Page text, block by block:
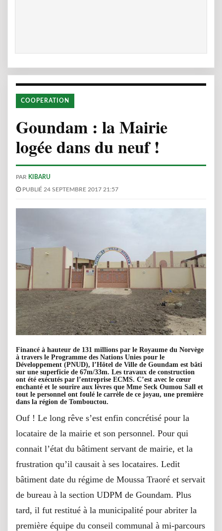
COOPERATION
Goundam : la Mairie
logée dans du neuf !
PAR KIBARU
PUBLIÉ 24 SEPTEMBRE 2017 21:57
Financé à hauteur de 131 millions par le Royaume du Norvège
à travers le Programme des Nations Unies pour le
Développement (PNUD), l’Hôtel de Ville de Goundam est bâti
sur une superficie de 67m/33m. Les travaux de construction
ont été exécutés par l’entreprise ECMS. C’est avec le cœur
enchanté et le sourire aux lèvres que Mme Seck Oumou Sall et
tout le personnel ont foulé le carrèle de ce joyau, une première
dans la région de Tombouctou.
Ouf ! Le long rêve s’est enfin concrétisé pour la
locataire de la mairie et son personnel. Pour qui
connait l’état du bâtiment servant de mairie, et la
frustration qu’il causait à ses locataires. Ledit
bâtiment date du régime de Moussa Traoré et servait
de bureau à la section UDPM de Goundam. Plus
tard, il fut restitué à la municipalité pour abriter la
première équipe du conseil communal à mi-parcours